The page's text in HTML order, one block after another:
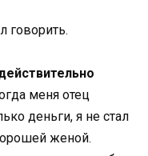
говорить.
меня отец
деньги, я не стал
женой.